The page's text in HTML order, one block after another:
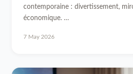
contemporaine : divertissement,
économique. …
7 May 2026